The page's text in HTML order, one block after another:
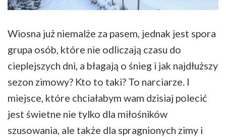
Wiosna już niemalże za pasem, jednak jest spora
grupa osób, które nie odliczają czasu do
cieplejszych dni, a błagają o śnieg i jak najdłuższy
sezon zimowy? Kto to taki? To narciarze. I
miejsce, które chciałabym wam dzisiaj polecić
jest świetne nie tylko dla miłośników
szusowania, ale także dla spragnionych zimy i